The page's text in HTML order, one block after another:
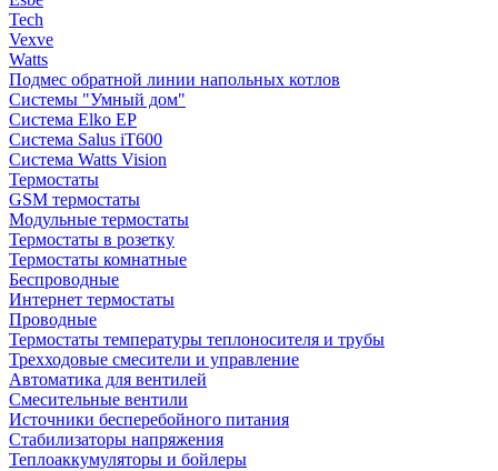
Tech
Vexve
Watts
Подмес обратной линии напольных котлов
Системы "Умный дом"
Система Elko EP
Система Salus iT600
Система Watts Vision
Термостаты
GSM термостаты
Модульные термостаты
Термостаты в розетку
Термостаты комнатные
Беспроводные
Интернет термостаты
Проводные
Термостаты температуры теплоносителя и трубы
Трехходовые смесители и управление
Автоматика для вентилей
Смесительные вентили
Источники бесперебойного питания
Стабилизаторы напряжения
Теплоаккумуляторы и бойлеры